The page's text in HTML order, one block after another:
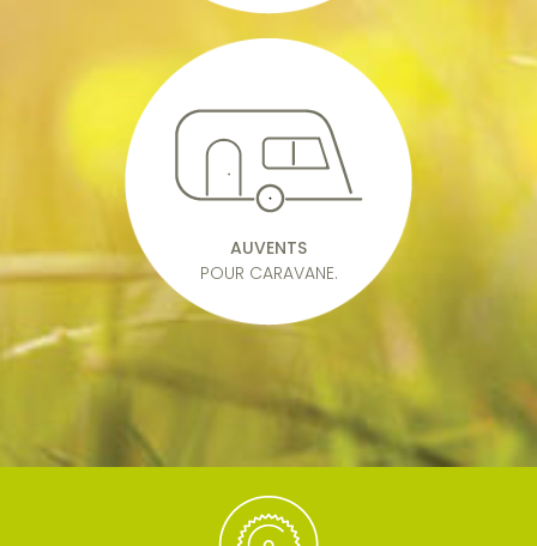
AUVENTS
POUR CARAVANE.